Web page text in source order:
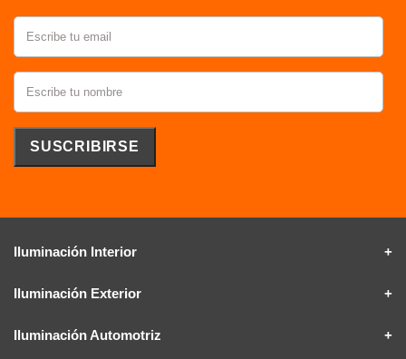
Iluminación Interior
Iluminación Exterior
Iluminación Automotriz